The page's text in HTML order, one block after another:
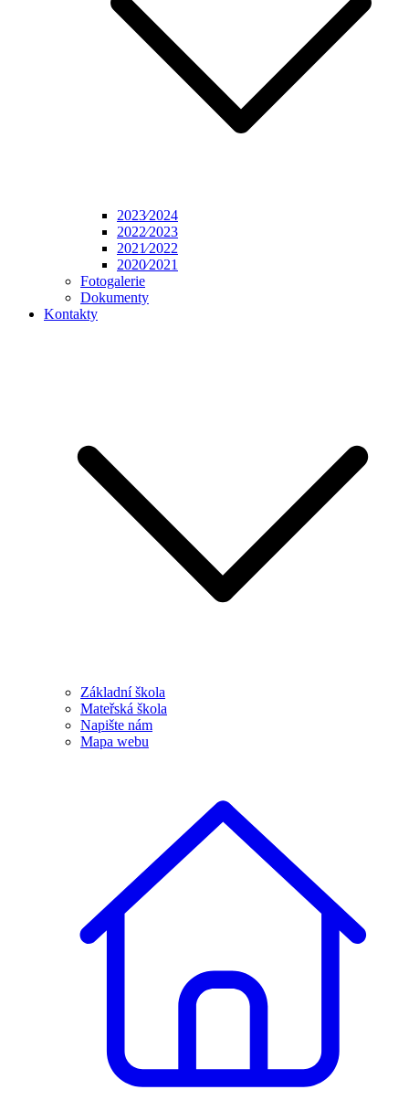
2023⁄2024
2022⁄2023
2021⁄2022
2020⁄2021
Fotogalerie
Dokumenty
Kontakty
Základní škola
Mateřská škola
Napište nám
Mapa webu